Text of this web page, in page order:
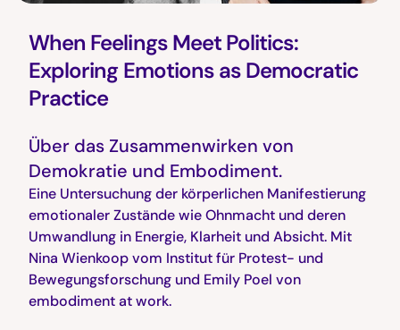
When Feelings Meet Politics:
Exploring Emotions as Democratic
Practice
Über das Zusammenwirken von
Demokratie und Embodiment.
Eine Untersuchung der körperlichen Manifestierung
emotionaler Zustände wie Ohnmacht und deren
Umwandlung in Energie, Klarheit und Absicht. Mit
Nina Wienkoop vom Institut für Protest- und
Bewegungsforschung und Emily Poel von
embodiment at work.